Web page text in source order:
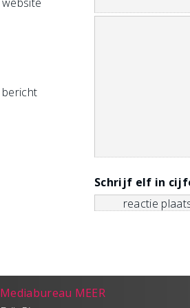
bericht
Schrijf elf in
Mediabureau MEER